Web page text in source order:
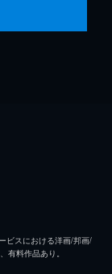
ビスにおける洋画/邦画/
有料作品あり。